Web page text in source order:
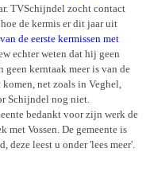
TVSchijndel zocht contact
de kermis er dit jaar uit
de eerste kermissen met
echter weten dat hij geen
geen kerntaak meer is van de
net zoals in Veghel,
Schijndel nog niet.
bedankt voor zijn werk de
met Vossen. De gemeente is
deze leest u onder 'lees meer'.